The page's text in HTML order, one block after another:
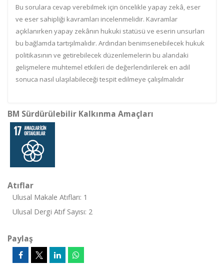
Bu sorulara cevap verebilmek için öncelikle yapay zekâ, eser
ve eser sahipliği kavramları incelenmelidir. Kavramlar
açıklanırken yapay zekânın hukuki statüsü ve eserin unsurları
bu bağlamda tartışılmalıdır. Ardından benimsenebilecek hukuk
politikasının ve getirebilecek düzenlemelerin bu alandaki
gelişmelere muhtemel etkileri de değerlendirilerek en adil
sonuca nasıl ulaşılabileceği tespit edilmeye çalışılmalıdır
BM Sürdürülebilir Kalkınma Amaçları
Atıflar
Ulusal Makale Atıfları: 1
Ulusal Dergi Atıf Sayısı: 2
Paylaş